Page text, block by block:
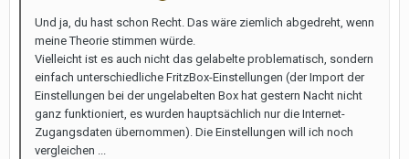
Und ja, du hast schon Recht. Das wäre ziemlich abgedreht, wenn
meine Theorie stimmen würde.
Vielleicht ist es auch nicht das gelabelte problematisch, sondern
einfach unterschiedliche FritzBox-Einstellungen (der Import der
Einstellungen bei der ungelabelten Box hat gestern Nacht nicht
ganz funktioniert, es wurden hauptsächlich nur die Internet-
Zugangsdaten übernommen). Die Einstellungen will ich noch
vergleichen ...